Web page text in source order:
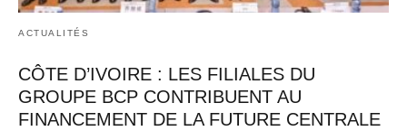
ACTUALITÉS
CÔTE D’IVOIRE : LES FILIALES DU
GROUPE BCP CONTRIBUENT AU
FINANCEMENT DE LA FUTURE CENTRALE